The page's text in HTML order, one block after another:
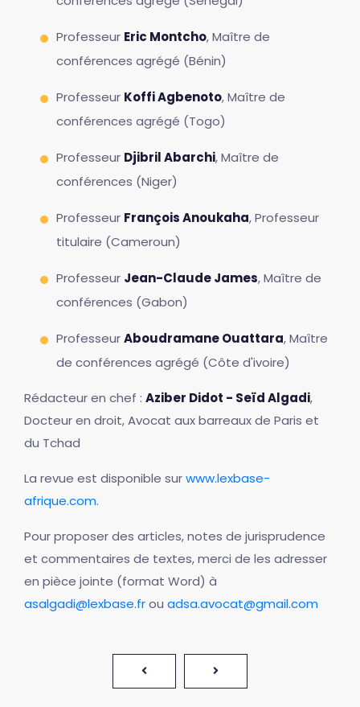
Professeur Eric Montcho, Maître de
conférences agrégé (Bénin)
Professeur Koffi Agbenoto, Maître de
conférences agrégé (Togo)
Professeur Djibril Abarchi, Maître de
conférences (Niger)
Professeur François Anoukaha, Professeur
titulaire (Cameroun)
Professeur Jean-Claude James, Maître de
conférences (Gabon)
ProfesseurAboudramane Ouattara, Maître
de conférences agrégé (Côte d'ivoire)
Rédacteur en chef : Aziber Didot - Seïd Algadi,
Docteur en droit, Avocat aux barreaux de Paris et
du Tchad
La revue est disponible surwww.lexbase-
afrique.com.
Pour proposer des articles, notes de jurisprudence
et commentaires de textes, merci de les adresser
en pièce jointe (format Word) à
asalgadi@lexbase.frou adsa.avocat@gmail.com